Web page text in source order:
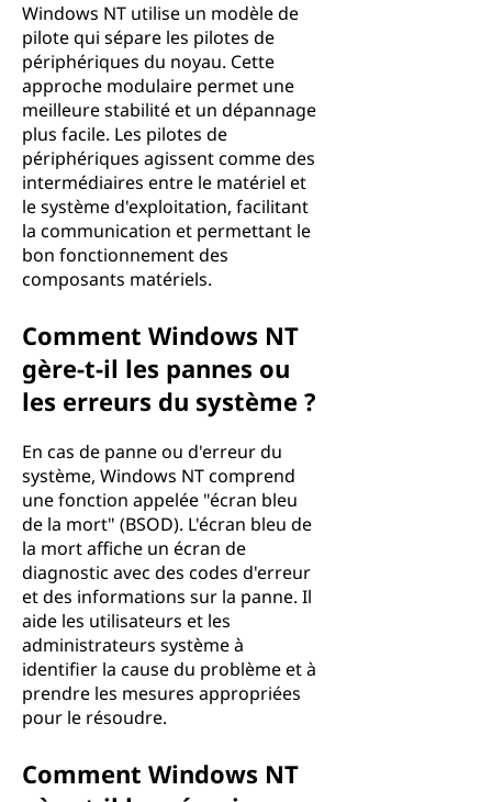
Windows NT utilise un modèle de
pilote qui sépare les pilotes de
périphériques du noyau. Cette
approche modulaire permet une
meilleure stabilité et un dépannage
plus facile. Les pilotes de
périphériques agissent comme des
intermédiaires entre le matériel et
le système d'exploitation, facilitant
la communication et permettant le
bon fonctionnement des
composants matériels.
Comment Windows NT
gère-t-il les pannes ou
les erreurs du système ?
En cas de panne ou d'erreur du
système, Windows NT comprend
une fonction appelée "écran bleu
de la mort" (BSOD). L'écran bleu de
la mort affiche un écran de
diagnostic avec des codes d'erreur
et des informations sur la panne. Il
aide les utilisateurs et les
administrateurs système à
identifier la cause du problème et à
prendre les mesures appropriées
pour le résoudre.
Comment Windows NT